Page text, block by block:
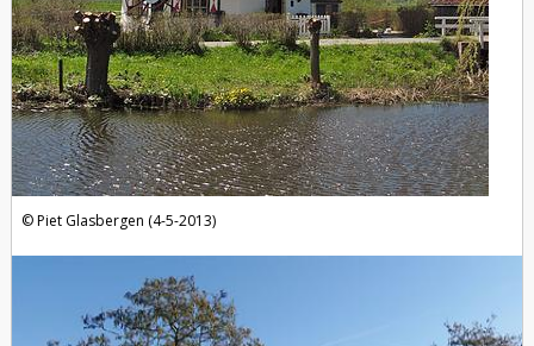
Piet Glasbergen (4-5-2013)